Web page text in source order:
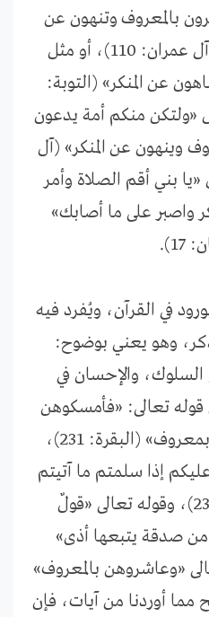
بالمعروف وتنهون عن
المنكر وتؤمنون بالله» (آل عمران: 110)، أو مثل
عن المنكر» (التوبة:
«ولتكن منكم أمة يدعون
وينهون عن المنكر» (آل
مثل «يا بني أقم الصلاة وأمر
واصبر على ما أصابك»
17).
في القرآن، ويُفرد فيه
وهو يعني بوضوح:
السلوك، والإحسان في
تعالى: «فأمسكوهن
بالمعروف أو سرحوهن بمعروف» (البقرة: 231)،
إذا سلمتم ما آتيتم
بالمعروف» (البقرة: 233)، وقوله تعالى «قولٌ
صدقة يتبعها أذى»
تعالى «وعاشروهن بالمعروف»
يتضح مما أوردنا من آيات، فإن